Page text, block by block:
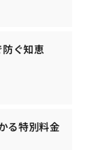
ぐ知恵
る特別料金